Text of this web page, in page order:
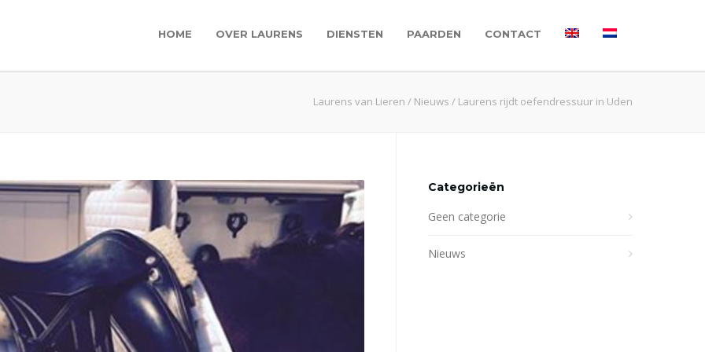
HOME OVER LAURENS DIENSTEN PAARDEN CONTACT
Laurens van Lieren / Nieuws / Laurens rijdt oefendressuur in Uden
Categorieën
Geen categorie
Nieuws